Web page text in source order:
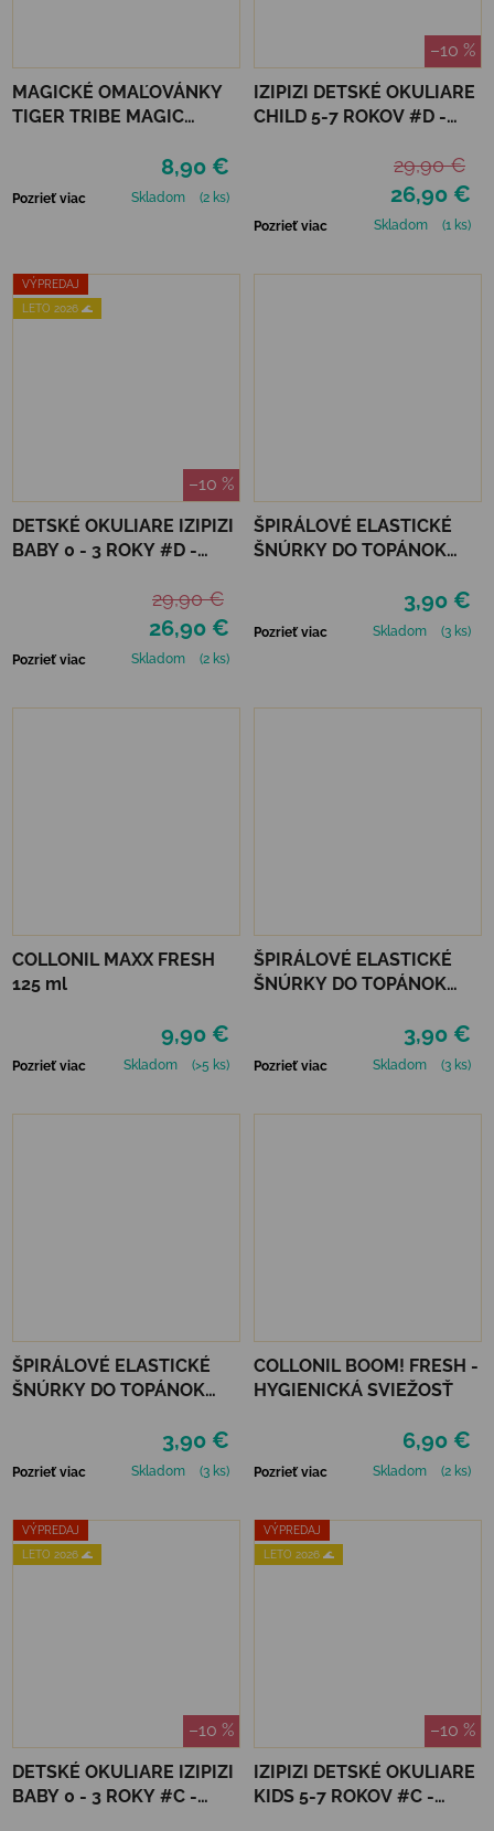
MAGICKÉ OMAĽOVÁNKY
TIGER TRIBE MAGIC
8,90 €
Pozrieť viac Skladom (2 ks)
–10 %
IZIPIZI DETSKÉ OKULIARE
CHILD 5-7 ROKOV #D -
26,90 €
29,90 €
Pozrieť viac Skladom (1 ks)
VÝPREDAJ
LETO 2026 🌊
–10 %
DETSKÉ OKULIARE IZIPIZI
BABY 0 - 3 ROKY #D -
26,90 €
29,90 €
Pozrieť viac Skladom (2 ks)
ŠPIRÁLOVÉ ELASTICKÉ
ŠNÚRKY DO TOPÁNOK
3,90 €
Pozrieť viac Skladom (3 ks)
COLLONIL MAXX FRESH
125 ml
9,90 €
Pozrieť viac Skladom (>5 ks)
ŠPIRÁLOVÉ ELASTICKÉ
ŠNÚRKY DO TOPÁNOK
3,90 €
Pozrieť viac Skladom (3 ks)
ŠPIRÁLOVÉ ELASTICKÉ
ŠNÚRKY DO TOPÁNOK
3,90 €
Pozrieť viac Skladom (3 ks)
COLLONIL BOOM! FRESH -
HYGIENICKÁ SVIEŽOSŤ
6,90 €
Pozrieť viac Skladom (2 ks)
VÝPREDAJ
LETO 2026 🌊
–10 %
DETSKÉ OKULIARE IZIPIZI
BABY 0 - 3 ROKY #C -
VÝPREDAJ
LETO 2026 🌊
–10 %
IZIPIZI DETSKÉ OKULIARE
KIDS 5-7 ROKOV #C -